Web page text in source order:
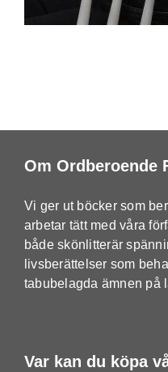
Om Ordberoende
Vi ger ut böcker som
arbetar tätt med våra
både skönlitterär
livsberättelser som
tabubelagda ämnen på
Var kan du köpa